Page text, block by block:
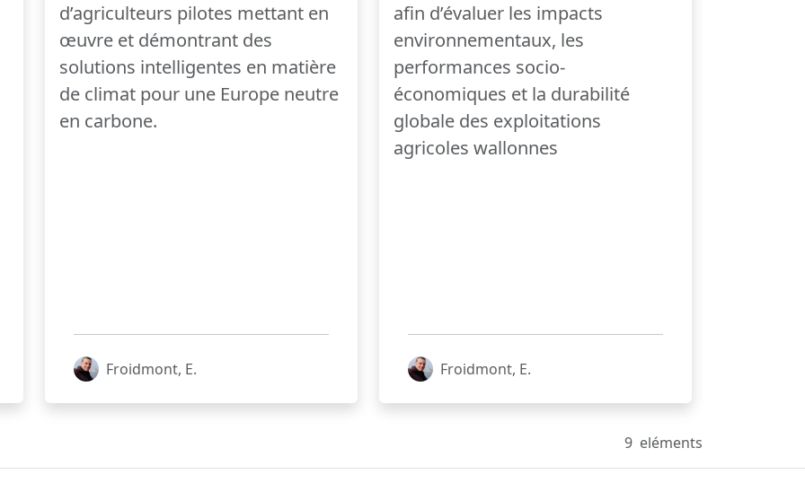
d’agriculteurs pilotes mettant en
œuvre et démontrant des
solutions intelligentes en matière
de climat pour une Europe neutre
en carbone.
Froidmont, E.
afin d’évaluer les impacts
environnementaux, les
performances socio-
économiques et la durabilité
globale des exploitations
agricoles wallonnes
Froidmont, E.
9 eléments